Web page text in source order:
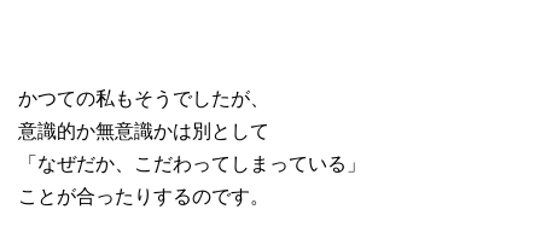
かつての私もそうでしたが、
意識的か無意識かは別として
「なぜだか、こだわってしまっている」
ことが合ったりするのです。